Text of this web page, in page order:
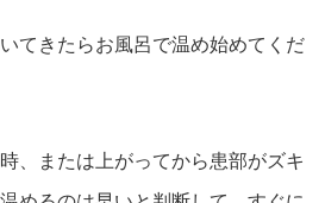
てきたらお風呂で温め始めてくだ
、または上がってから患部がズキ